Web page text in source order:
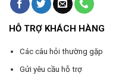
HỖ TRỢ KHÁCH HÀNG
Các câu hỏi thường gặp
Gửi yêu cầu hỗ trợ